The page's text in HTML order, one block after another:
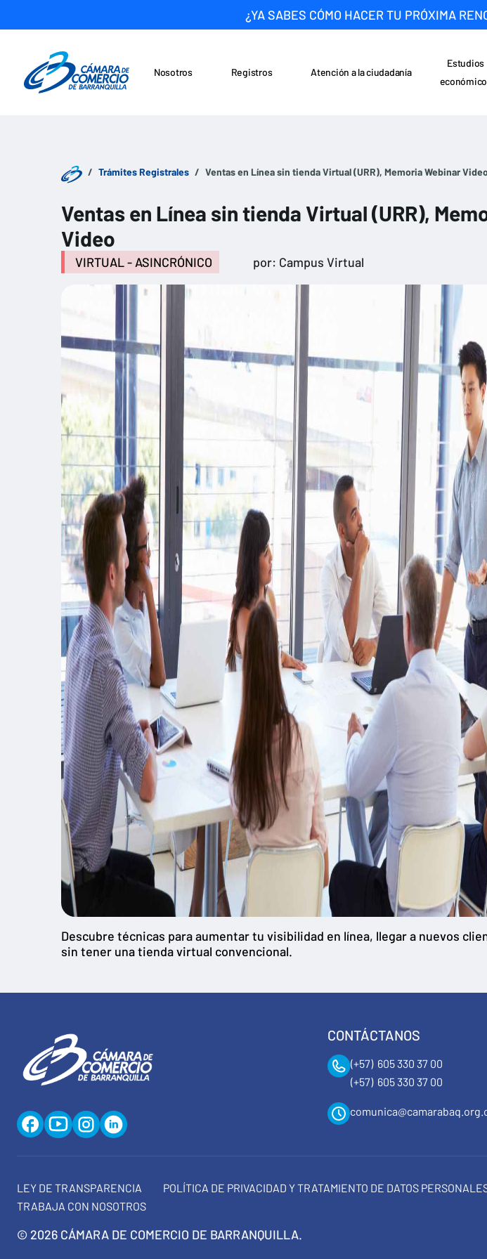
¿YA SABES CÓMO HACER TU PRÓXIMA
Nosotros Registros
Atención a la ciudadanía
Estudios
Trámites Registrales Ventas en Línea sin tienda Virtual (URR), Memoria Webinar
Ventas en Línea sin tienda Virtual (URR),
Video
VIRTUAL - ASINCRÓNICO por: Campus Virtual
Descubre técnicas para aumentar tu visibilidad en línea, llegar a nuevos
sin tener una tienda virtual convencional.
CONTÁCTANOS
(+57) 605 330 37 00
(+57) 605 330 37 00
LEY DE TRANSPARENCIA POLÍTICA DE PRIVACIDAD Y TRATAMIENTO DE DATOS
TRABAJA CON NOSOTROS
© 2026 CÁMARA DE COMERCIO DE BARRANQUILLA.